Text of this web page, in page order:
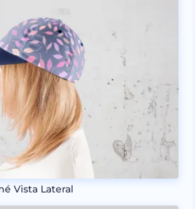
Vista Lateral